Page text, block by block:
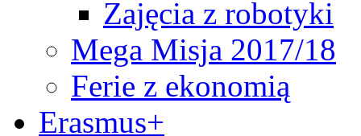
Zajęcia z robotyki
Mega Misja 2017/18
Ferie z ekonomią
Erasmus+